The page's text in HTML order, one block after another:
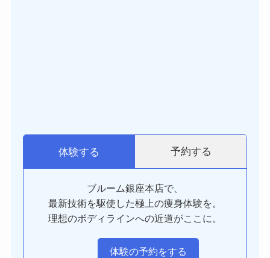
体験する 予約する
ブルーム銀座本店で、
最新技術を駆使した極上の痩身体験を。
理想のボディラインへの近道がここに。
体験の予約をする